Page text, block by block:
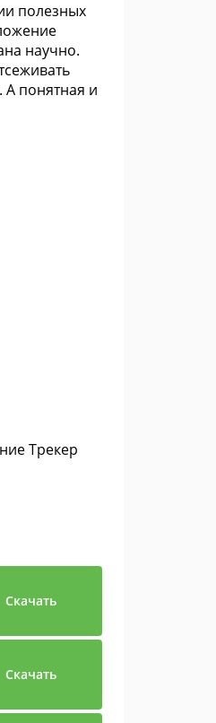
полезных
научно.
понятная и
Трекер
Скачать
Скачать